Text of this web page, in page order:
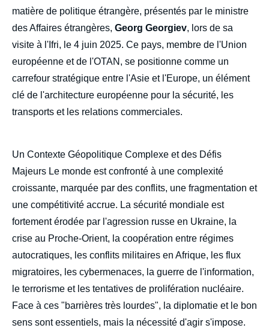
matière de politique étrangère, présentés par le ministre
des Affaires étrangères, Georg Georgiev, lors de sa
visite à l'Ifri, le 4 juin 2025. Ce pays, membre de l'Union
européenne et de l'OTAN, se positionne comme un
carrefour stratégique entre l'Asie et l'Europe, un élément
clé de l'architecture européenne pour la sécurité, les
transports et les relations commerciales.
Un Contexte Géopolitique Complexe et des Défis
Majeurs Le monde est confronté à une complexité
croissante, marquée par des conflits, une fragmentation et
une compétitivité accrue. La sécurité mondiale est
fortement érodée par l'agression russe en Ukraine, la
crise au Proche-Orient, la coopération entre régimes
autocratiques, les conflits militaires en Afrique, les flux
migratoires, les cybermenaces, la guerre de l'information,
le terrorisme et les tentatives de prolifération nucléaire.
Face à ces "barrières très lourdes", la diplomatie et le bon
sens sont essentiels, mais la nécessité d'agir s'impose.